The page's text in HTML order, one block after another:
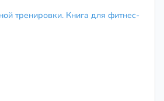
тренировки. Книга для фитнес-